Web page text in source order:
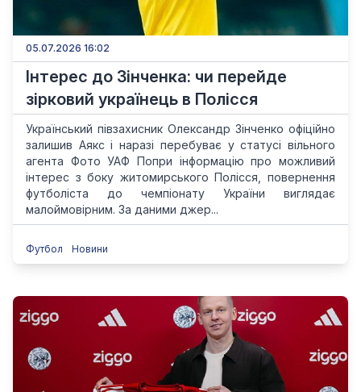
05.07.2026 16:02
Інтерес до Зінченка: чи перейде
зірковий українець в Полісся
Український півзахисник Олександр Зінченко офіційно
залишив Аякс і наразі перебуває у статусі вільного
агента Фото УАФ Попри інформацію про можливий
інтерес з боку житомирського Полісся, повернення
футболіста до чемпіонату України виглядає
малоймовірним. За даними джер...
Футбол Новини